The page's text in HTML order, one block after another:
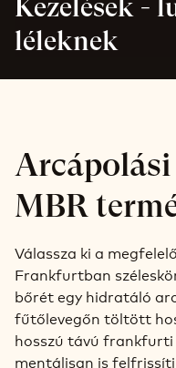
Kezelések -
léleknek
Arcápolási
MBR
Válassza ki a
Frankfurtban
bőrét egy hidratáló
fűtőlevegőn töltött
hosszú távú
mentálisan is